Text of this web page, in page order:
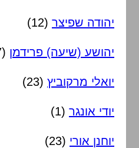
יהודה שפיצר (12)
יהושע (שיעה) פרידמן (17)
יואלי מרקוביץ (23)
יודי אונגר (1)
יוחנן אורי (23)